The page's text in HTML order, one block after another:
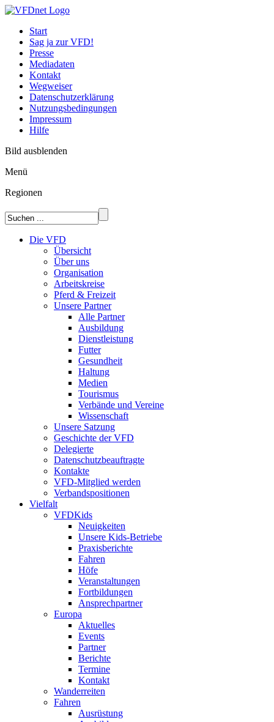
Start
Sag ja zur VFD!
Presse
Mediadaten
Kontakt
Wegweiser
Datenschutzerklärung
Nutzungsbedingungen
Impressum
Hilfe
Bild ausblenden
Menü
Regionen
Die VFD
Übersicht
Über uns
Organisation
Arbeitskreise
Pferd & Freizeit
Unsere Partner
Alle Partner
Ausbildung
Dienstleistung
Futter
Gesundheit
Haltung
Medien
Tourismus
Verbände und Vereine
Wissenschaft
Unsere Satzung
Geschichte der VFD
Delegierte
Datenschutzbeauftragte
Kontakte
VFD-Mitglied werden
Verbandspositionen
Vielfalt
VFDKids
Neuigkeiten
Unsere Kids-Betriebe
Praxisberichte
Fahren
Höfe
Veranstaltungen
Fortbildungen
Ansprechpartner
Europa
Aktuelles
Events
Partner
Berichte
Termine
Kontakt
Wanderreiten
Fahren
Ausrüstung